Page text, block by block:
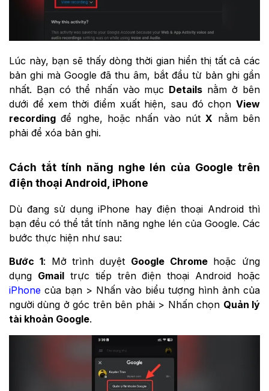
Lúc này, bạn sẽ thấy dòng thời gian hiển thị tất cả các
bản ghi mà Google đã thu âm, bắt đầu từ bản ghi gần
nhất. Bạn có thể nhấn vào mục Details nằm ở bên
dưới để xem thời điểm xuất hiện, sau đó chọn View
recording để nghe, hoặc nhấn vào nútX nằm bên
phải để xóa bản ghi.
Cách tắt tính năng nghe lén của Google trên
điện thoại Android, iPhone
Dù đang sử dụng iPhone hay điện thoại Android thì
bạn đều có thể tắt tính năng nghe lén của Google. Các
bước thực hiện như sau:
Bước 1: Mở trình duyệt Google Chromehoặc ứng
dụng Gmailtrực tiếp trên điện thoại Android hoặc
iPhone của bạn > Nhấn vào biểu tượng hình ảnh của
người dùng ở góc trên bên phải > Nhấn chọn Quản lý
tài khoản Google.